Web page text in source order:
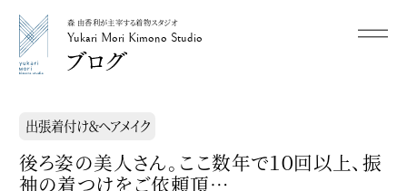
Yukari Mori Kimono Studio
森 由香利が主宰する着物スタジオ
Yukari Mori Kimono Studio メニュー
出張着付け＆ヘアメイク
後ろ姿の美人さん。ここ数年で１０回以上、振
袖の着つけをご依頼頂…